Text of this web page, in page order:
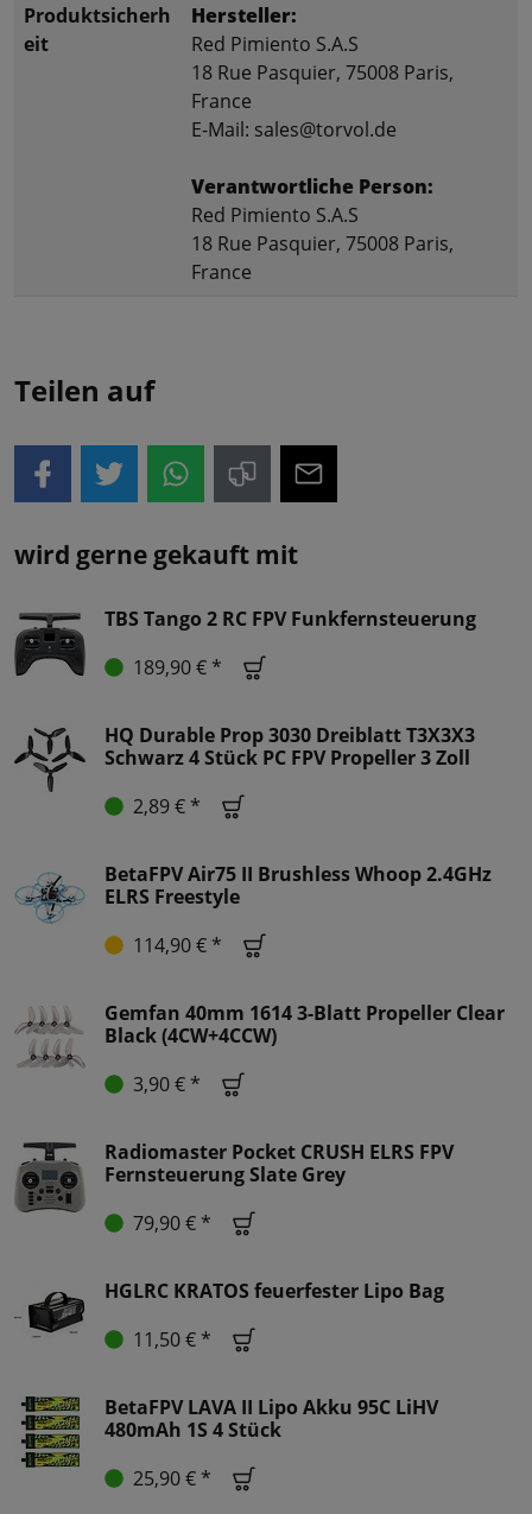
Produktsicherh
eit
Hersteller:
Red Pimiento S.A.S
18 Rue Pasquier, 75008 Paris,
France
E-Mail: sales@torvol.de
Verantwortliche Person:
Red Pimiento S.A.S
18 Rue Pasquier, 75008 Paris,
France
Teilen auf
wird gerne gekauft mit
TBS Tango 2 RC FPV Funkfernsteuerung
189,90 € *
HQ Durable Prop 3030 Dreiblatt T3X3X3
Schwarz 4 Stück PC FPV Propeller 3 Zoll
2,89 € *
BetaFPV Air75 II Brushless Whoop 2.4GHz
ELRS Freestyle
114,90 € *
Gemfan 40mm 1614 3-Blatt Propeller Clear
Black (4CW+4CCW)
3,90 € *
Radiomaster Pocket CRUSH ELRS FPV
Fernsteuerung Slate Grey
79,90 € *
HGLRC KRATOS feuerfester Lipo Bag
11,50 € *
BetaFPV LAVA II Lipo Akku 95C LiHV
480mAh 1S 4 Stück
25,90 € *